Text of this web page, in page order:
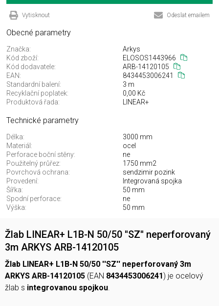
Vytisknout Odeslat emailem
Obecné parametry
Značka:
Arkys
Kód zboží:
ELOSOS1443966
Kód dodavatele:
ARB-14120105
EAN:
8434453006241
Standardní balení:
3 m
Recyklační poplatek:
0,00 Kč
Produktová řada:
LINEAR+
Technické parametry
Délka:
3000 mm
Materiál:
ocel
Perforace boční stěny:
ne
Použitelný průřez:
1750 mm2
Povrchová ochrana:
sendzimir pozink
Provedení:
Integrovaná spojka
Šířka:
50 mm
Spodní perforace:
ne
Výška:
50 mm
Žlab LINEAR+ L1B-N 50/50 ''SZ'' neperforovaný
3m ARKYS ARB-14120105
Žlab LINEAR+ L1B-N 50/50 ''SZ'' neperforovaný 3m
ARKYS ARB-14120105 (EAN 8434453006241 ) je ocelový
žlab s integrovanou spojkou.